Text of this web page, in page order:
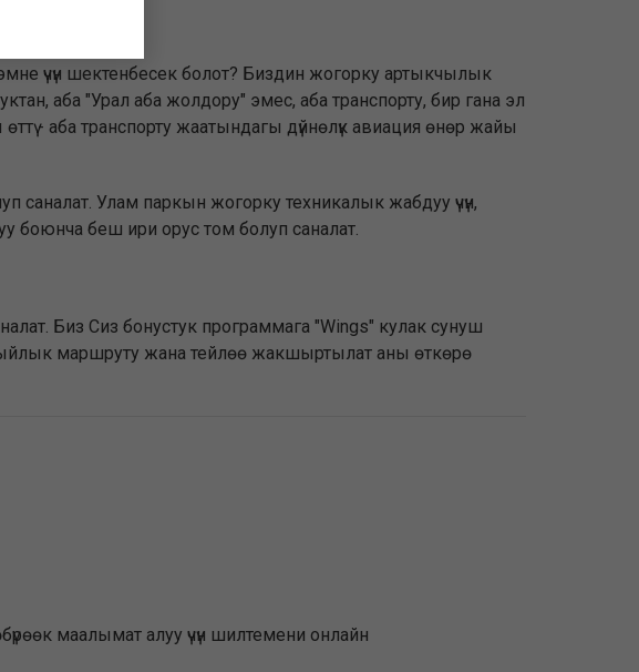
үчүн шектенбесек болот? Биздин жогорку артыкчылык
аба "Урал аба жолдору" эмес, аба транспорту, бир гана эл
- аба транспорту жаатындагы дүйнөлүк авиация өнөр жайы
саналат. Улам паркын жогорку техникалык жабдуу үчүн,
боюнча беш ири орус том болуп саналат.
Биз Сиз бонустук программага "Wings" кулак сунуш
маршруту жана тейлөө жакшыртылат аны өткөрө
маалымат алуу үчүн шилтемени онлайн